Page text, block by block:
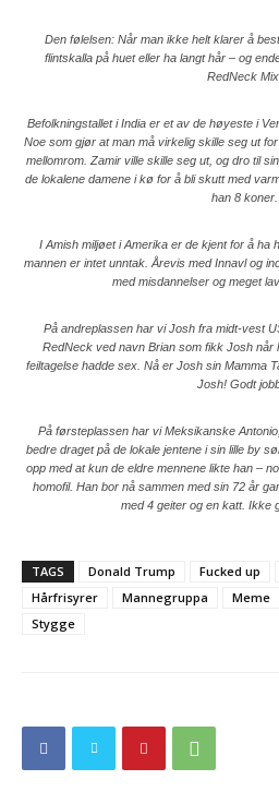
Den følelsen: Når man ikke helt klarer å
flintskalla på huet eller ha langt hår – og
RedNeck
Befolkningstallet i India er et av de høyeste i
Noe som gjør at man må virkelig skille seg ut
mellomrom. Zamir ville skille seg ut, og dro til
de lokalene damene i kø for å bli skutt med
han 8 koner.
I Amish miljøet i Amerika er de kjent for å ha
mannen er intet unntak. Årevis med Innavl og
med misdannelser og meget
På andreplassen har vi Josh fra midt-vest
RedNeck ved navn Brian som fikk Josh når
feiltagelse hadde sex. Nå er Josh sin Mamma
Josh! Godt
På førsteplassen har vi Meksikanske
bedre draget på de lokale jentene i sin lille by
opp med at kun de eldre mennene likte han –
homofil. Han bor nå sammen med sin 72 år
med 4 geiter og en katt. Ikke
TAGS Donald Trump Fucked up
Hårfrisyrer
Mannegruppa Meme
Stygge